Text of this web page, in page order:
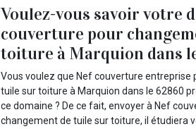
Voulez-vous savoir votre
couverture pour
toiture à Marquion dans
Vous voulez que Nef couverture entreprise
tuile sur toiture à Marquion dans le 62860
ce domaine ? De ce fait, envoyer à Nef
changement de tuile sur toiture, il étudiera